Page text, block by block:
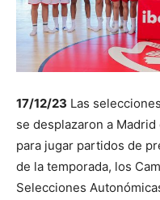
17/12/23 Las
se desplazaron a
para jugar partidos de
de la temporada, los
Selecciones